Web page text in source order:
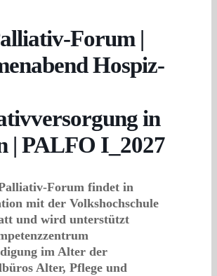
Forum |
Hospiz-
in
| PALFO I_2027
Forum findet in
mit der Volkshochschule
und wird unterstützt
im Alter der
Alter, Pflege und